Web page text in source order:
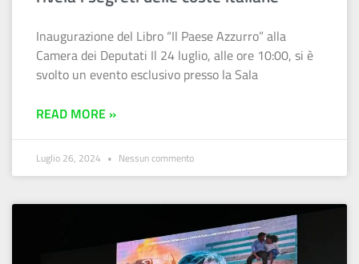
Inaugurazione del Libro “Il Paese Azzurro” alla
Camera dei Deputati Il 24 luglio, alle ore 10:00, si è
svolto un evento esclusivo presso la Sala
READ MORE »
Luglio 26, 2024 Nessun commento